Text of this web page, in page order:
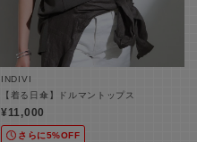
INDIVI
【着る日傘】ドルマントップス
¥11,000
さらに5%OFF